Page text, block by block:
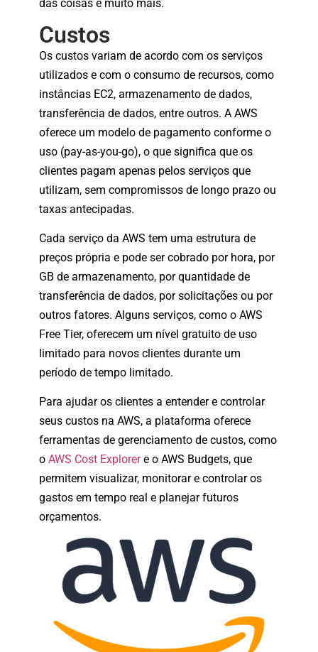
das coisas e muito mais.
Custos
Os custos variam de acordo com os serviços
utilizados e com o consumo de recursos, como
instâncias EC2, armazenamento de dados,
transferência de dados, entre outros. A AWS
oferece um modelo de pagamento conforme o
uso (pay-as-you-go), o que significa que os
clientes pagam apenas pelos serviços que
utilizam, sem compromissos de longo prazo ou
taxas antecipadas.
Cada serviço da AWS tem uma estrutura de
preços própria e pode ser cobrado por hora, por
GB de armazenamento, por quantidade de
transferência de dados, por solicitações ou por
outros fatores. Alguns serviços, como o AWS
Free Tier, oferecem um nível gratuito de uso
limitado para novos clientes durante um
período de tempo limitado.
Para ajudar os clientes a entender e controlar
seus custos na AWS, a plataforma oferece
ferramentas de gerenciamento de custos, como
o AWS Cost Explorere o AWS Budgets, que
permitem visualizar, monitorar e controlar os
gastos em tempo real e planejar futuros
orçamentos.